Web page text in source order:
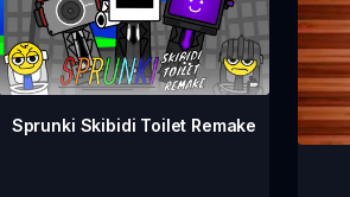
Sprunki Skibidi Toilet Remake